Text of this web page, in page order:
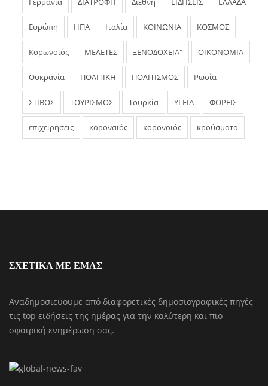
Ευρώπη ΗΠΑ Ιταλία ΚΟΙΝΩΝΙΑ ΚΟΣΜΟΣ
Κορωνοϊός ΜΕΛΕΤΕΣ ΞΕΝΟΔΟΧΕΙΑ" ΟΙΚΟΝΟΜΙΑ
Ουκρανία ΠΟΛΙΤΙΚΗ ΠΟΛΙΤΙΣΜΟΣ Ρωσία
ΣΤΙΒΟΣ ΤΟΥΡΙΣΜΟΣ Τουρκία ΥΓΕΙΑ ΦΟΡΕΙΣ
επιχειρήσεις κοροναϊός κορονοϊός κρούσματα
ΣΧΕΤΙΚΑ ΜΕ ΕΜΑΣ
Αναδημοσιεύουμε από διαφορετικές δημοσιογραφικές πηγές
τις top ειδήσεις της ημέρας για την καλύτερη και πιο
σφαιρική ενημέρωση σας.